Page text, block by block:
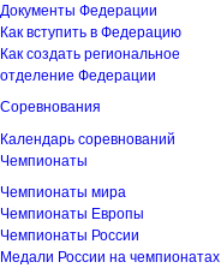
Документы Федерации
Как вступить в Федерацию
Как создать региональное
отделение Федерации
Соревнования
Календарь соревнований
Чемпионаты
Чемпионаты мира
Чемпионаты Европы
Чемпионаты России
Медали России на чемпионатах